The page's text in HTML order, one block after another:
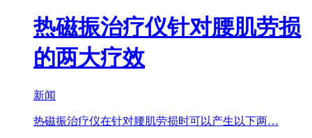
热磁振治疗仪针对腰肌劳损
的两大疗效
新闻
热磁振治疗仪在针对腰肌劳损时可以产生以下两…